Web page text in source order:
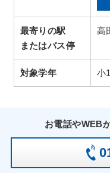
最寄りの駅
またはバス停
高
対象学年 小
お電話やWEB